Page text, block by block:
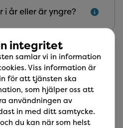
i år eller är yngre?
av karies, tandkött,
käkfunktion. Vi tar som
Vid åtgärd under besöket
integritet
samlar vi in information
Viss information är
för att tjänsten ska
som hjälper oss att
användningen av
in med ditt samtycke.
du kan när som helst